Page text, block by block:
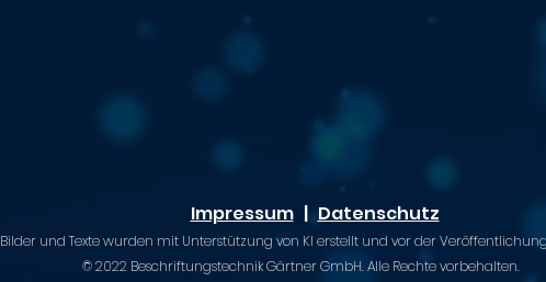
Impressum| Datenschutz
Bilder und Texte wurden mit Unterstützung von KI erstellt und vor der
© 2022 Beschriftungstechnik Gärtner GmbH. Alle Rechte vorbehalten.